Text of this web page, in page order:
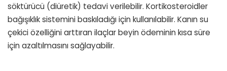
söktürücü (diüretik) tedavi verilebilir. Kortikosteroidler
bağışıklık sistemini baskıladığı için kullanılabilir. Kanın su
çekici özelliğini arttıran ilaçlar beyin ödeminin kısa süre
için azaltılmasını sağlayabilir.